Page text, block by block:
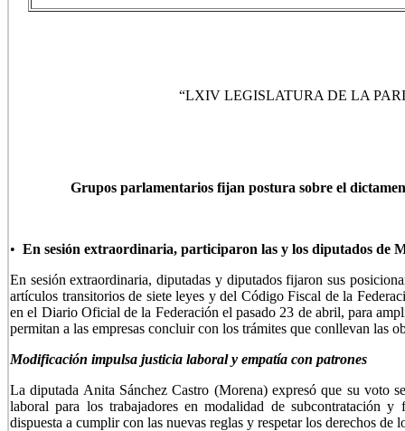
“LXIV LEGISLATURA DE LA
Grupos parlamentarios fijan postura sobre el
• En sesión extraordinaria, participaron las y los diputados
En sesión extraordinaria, diputadas y diputados fijaron sus
artículos transitorios de siete leyes y del Código Fiscal de la
en el Diario Oficial de la Federación el pasado 23 de abril, para
permitan a las empresas concluir con los trámites que conllevan las
Modificación impulsa justicia laboral y empatía con patrones
La diputada Anita Sánchez Castro (Morena) expresó que su voto
laboral para los trabajadores en modalidad de subcontratación
dispuesta a cumplir con las nuevas reglas y respetar los derechos de